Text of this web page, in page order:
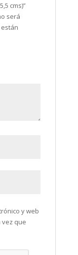
cms)”
será
y web
que